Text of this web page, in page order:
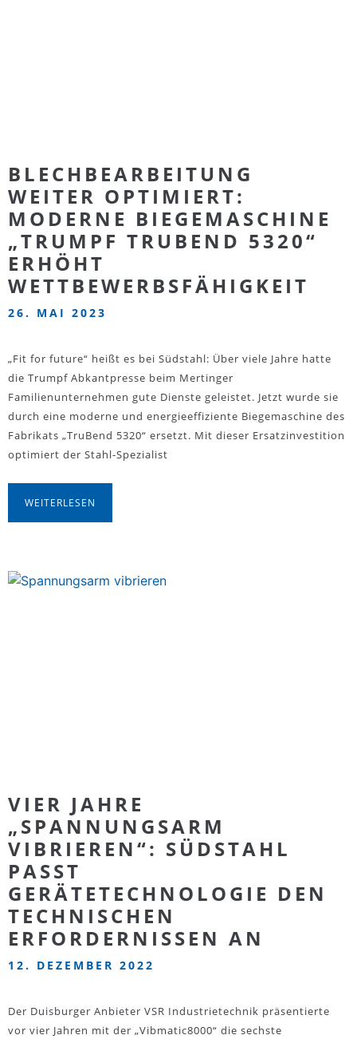
BLECHBEARBEITUNG
WEITER OPTIMIERT:
MODERNE BIEGEMASCHINE
„TRUMPF TRUBEND 5320“
ERHÖHT
WETTBEWERBSFÄHIGKEIT
26. MAI 2023
„Fit for future“ heißt es bei Südstahl: Über viele Jahre hatte
die Trumpf Abkantpresse beim Mertinger
Familienunternehmen gute Dienste geleistet. Jetzt wurde sie
durch eine moderne und energieeffiziente Biegemaschine des
Fabrikats „TruBend 5320“ ersetzt. Mit dieser Ersatzinvestition
optimiert der Stahl-Spezialist
WEITERLESEN
VIER JAHRE
„SPANNUNGSARM
VIBRIEREN“: SÜDSTAHL
PASST
GERÄTETECHNOLOGIE DEN
TECHNISCHEN
ERFORDERNISSEN AN
12. DEZEMBER 2022
Der Duisburger Anbieter VSR Industrietechnik präsentierte
vor vier Jahren mit der „Vibmatic8000“ die sechste